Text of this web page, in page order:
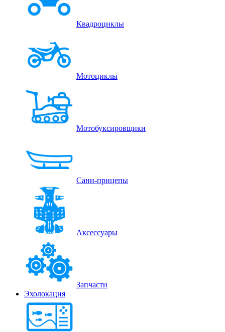
Квадроциклы
Мотоциклы
Мотобуксировщики
Сани-прицепы
Аксессуары
Запчасти
Эхолокация